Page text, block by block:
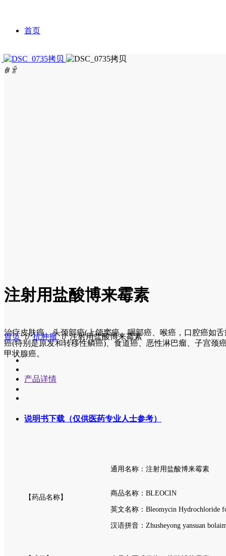
首页
麻醉镇痛
项目研发
战略合作
精益制造
质量管理
人力资源
人才招聘
万维医贸
ꁆ ꁇ
注射用盐酸博来霉素
治疗皮肤癌、头颈部癌(上颌窦癌、咽部癌、喉癌，口腔癌如
癌(特别是原发和转移性鳞癌)、食道癌、恶性淋巴瘤、子宫颈
甲状腺癌。
首页 ꄲ 抗肿瘤 ꄲ 注射用盐酸博来霉素
产品详情
说明书下载（仅供医药专业人士参考）
【药品名称】
通用名称：注射用盐酸博来霉素
商品名称：BLEOCIN
英文名称：Bleomycin Hydrochloride
汉语拼音：Zhusheyong yansuan